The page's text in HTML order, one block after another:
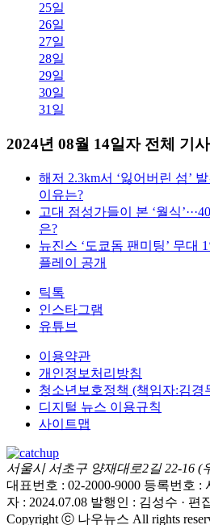
25일
26일
27일
28일
29일
30일
31일
2024년 08월 14일자 전체 기사
해저 2.3km서 ‘잃어버린 섬’
이유는?
고대 점성가들이 본 ‘월식
은?
뉴진스 ‘도쿄돔 팬미팅’ 무대
플레이 공개
틱톡
인스타그램
유튜브
이용약관
개인정보처리방침
청소년보호정책 (책임자:김경
디지털 뉴스 이용규칙
사이트맵
서울시 서초구 양재대로2길 22-16 (
대표번호 : 02-2000-9000 등록번호 :
자 : 2024.07.08 발행인 : 김성수 · 편
Copyright ⓒ 나우뉴스 All rights